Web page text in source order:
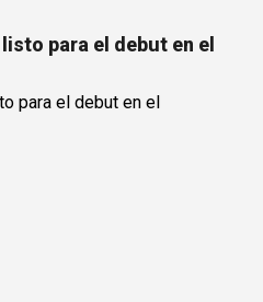
para el debut en el